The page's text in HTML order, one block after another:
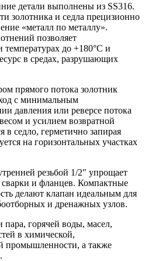
детали выполнены из SS316.
золотника и седла прецизионно
«металл по металлу».
позволяет
температурах до +180°C и
в средах, разрушающих
прямого потока золотник
с минимальным
давления или реверсе потока
и усилием возвратной
седло, герметично запирая
на горизонтальных участках
резьбой 1/2″ упрощает
и фланцев. Компактные
делают клапан идеальным для
и дренажных узлов.
пара, горячей воды, масел,
в химической,
промышленности, а также